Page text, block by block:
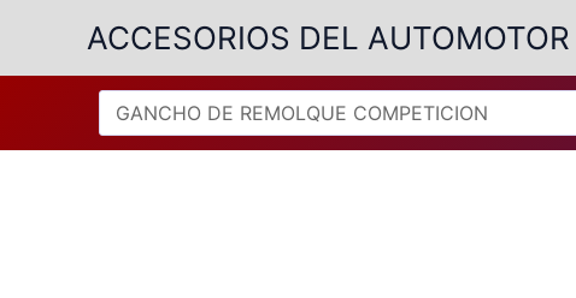
contenido
ACCESORIOS DEL AUTOMOTOR